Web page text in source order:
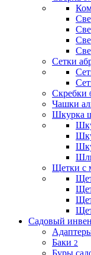
Сетки
Скребки
Чашки
Шкурка
Щетки с
Садовый
Баки 2
Буры